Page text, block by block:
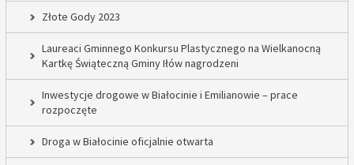
Złote Gody 2023
Laureaci Gminnego Konkursu Plastycznego na Wielkanocną
Kartkę Świąteczną Gminy Iłów nagrodzeni
Inwestycje drogowe w Białocinie i Emilianowie – prace
rozpoczęte
Droga w Białocinie oficjalnie otwarta